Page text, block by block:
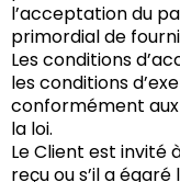
l’acceptation du
primordial de
Les conditions
les conditions
conformément
la loi.
Le Client est invité
reçu ou s’il a